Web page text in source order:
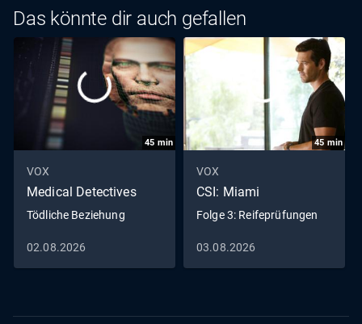
Das könnte dir auch gefallen
45 min
VOX
Medical Detectives
Tödliche Beziehung
02.08.2026
45 min
VOX
CSI: Miami
Folge 3: Reifeprüfungen
03.08.2026